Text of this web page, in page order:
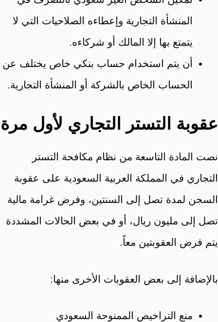
المنشأة التجارية وإعطاءه الصلاحيات التي لا
يتمتع بها إلا المالك أو شركاءه.
أن يتم استخدام حساب بنكي خاص يختلف عن
الحساب الخاص بالشركة أو المنشأة التجارية.
عقوبة التستر التجاري لأول مرة
نصت المادة التاسعة من نظام مكافحة التستر
التجاري في المملكة العربية السعودية على عقوبة
السجن لمدة تصل إلى السنتين، وفرض غرامة مالية
تصل إلى مليون ريال، أو في بعض الحالات المشددة
يتم فرض العقوبتين معاً.
بالإضافة إلى بعض العقوبات الأخرى منها:
منع التراخيص الممنوحة السعودي